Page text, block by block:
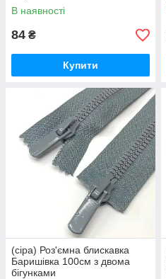
В наявності
84 ₴
Купити
(сіра) Роз'ємна блискавка
Баришівка 100см з двома
бігунками